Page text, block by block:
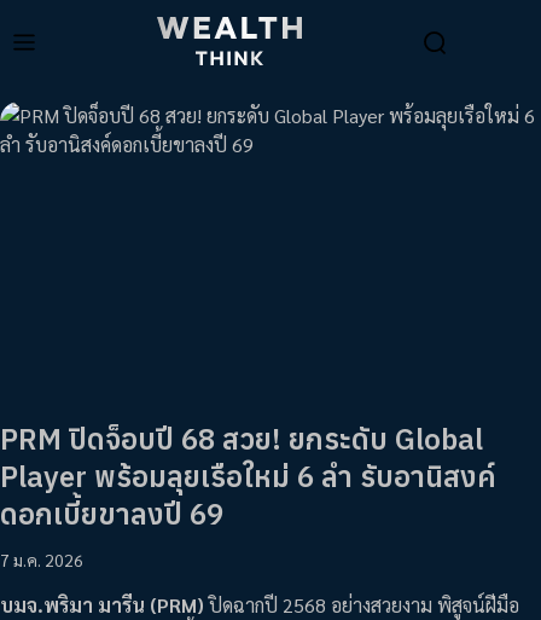
PRM ปิดจ็อบปี 68 สวย! ยกระดับ Global
Player พร้อมลุยเรือใหม่ 6 ลำ รับอานิสงค์
ดอกเบี้ยขาลงปี 69
7 ม.ค. 2026
บมจ.พริมา มารีน (PRM)ปิดฉากปี 2568 อย่างสวยงาม พิสูจน์ฝีมือ